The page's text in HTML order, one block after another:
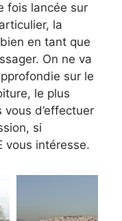
fois lancée sur
la
en tant que
On ne va
sur le
le plus
d’effectuer
si
vous intéresse.